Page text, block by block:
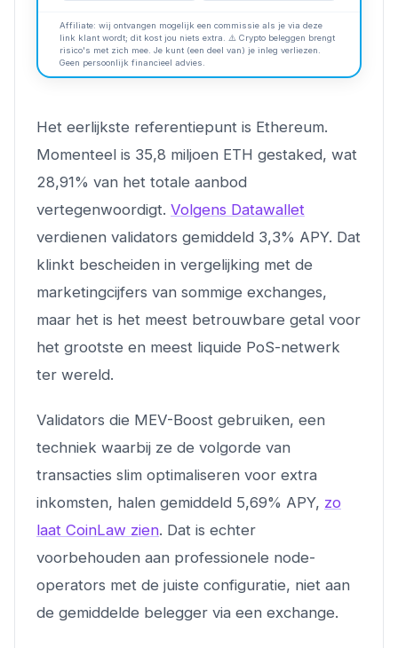
Affiliate: wij ontvangen mogelijk een commissie als je via deze
link klant wordt; dit kost jou niets extra. ⚠️ Crypto beleggen brengt
risico's met zich mee. Je kunt (een deel van) je inleg verliezen.
Geen persoonlijk financieel advies.
Het eerlijkste referentiepunt is Ethereum.
Momenteel is 35,8 miljoen ETH gestaked, wat
28,91% van het totale aanbod
vertegenwoordigt. Volgens Datawallet
verdienen validators gemiddeld 3,3% APY. Dat
klinkt bescheiden in vergelijking met de
marketingcijfers van sommige exchanges,
maar het is het meest betrouwbare getal voor
het grootste en meest liquide PoS-netwerk
ter wereld.
Validators die MEV-Boost gebruiken, een
techniek waarbij ze de volgorde van
transacties slim optimaliseren voor extra
inkomsten, halen gemiddeld 5,69% APY, zo
laat CoinLaw zien. Dat is echter
voorbehouden aan professionele node-
operators met de juiste configuratie, niet aan
de gemiddelde belegger via een exchange.